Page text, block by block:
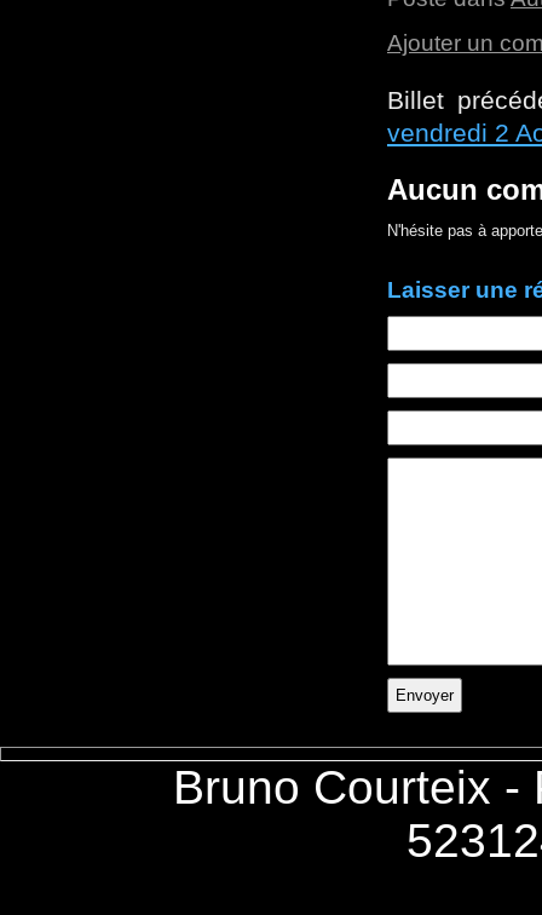
Ajouter un
Billet
vendredi 2
Aucun
N'hésite pas à
Laisser une
Bruno Courteix -